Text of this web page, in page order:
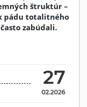
štruktúr –
pádu totalitného
zabúdali.
27
02.2026